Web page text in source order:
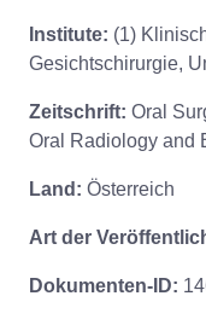
Institute: (1)
Gesichtschirurgie,
Zeitschrift: Oral
Oral Radiology and
Land: Österreich
Art der
Dokumenten-ID: